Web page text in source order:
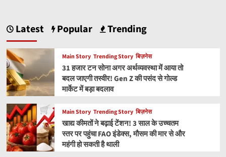
Latest Popular Trending
Main Story Trending Story बिज़नेस
31 हजार टन सोना अगर अर्थव्यवस्था में आया तो
बदल जाएगी तस्वीर! Gen Z की पसंद से गोल्ड
मार्केट में बड़ा बदलाव
Main Story Trending Story बिज़नेस
खाद्य कीमतों ने बढ़ाई टेंशन! 3 साल के उच्चतम
स्तर पर पहुंचा FAO इंडेक्स, मौसम की मार से और
महंगी हो सकती है थाली